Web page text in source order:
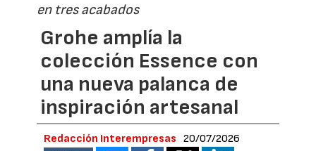
en tres acabados
Grohe amplía la
colección Essence con
una nueva palanca de
inspiración artesanal
Redacción Interempresas 20/07/2026